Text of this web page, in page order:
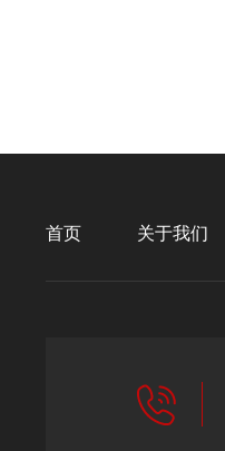
首页 关于我们